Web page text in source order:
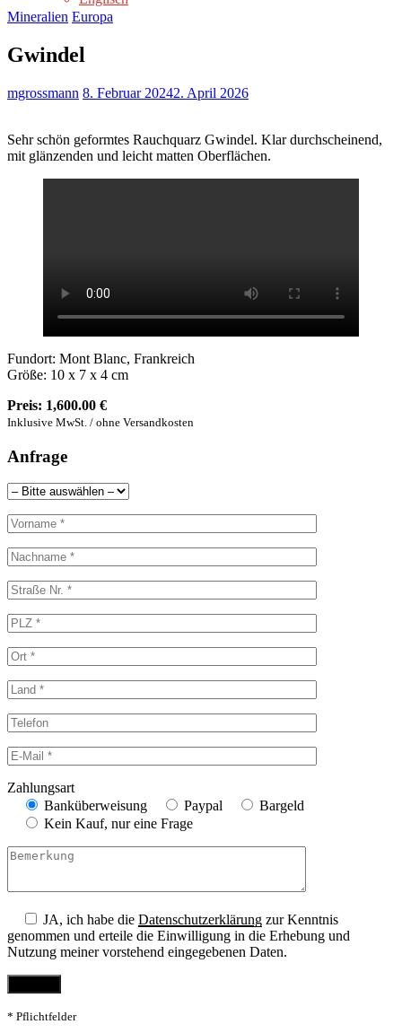
Mineralien Europa
Gwindel
mgrossmann 8. Februar 20242. April 2026
Sehr schön geformtes Rauchquarz Gwindel. Klar durchscheinend,
mit glänzenden und leicht matten Oberflächen.
Fundort: Mont Blanc, Frankreich
Größe: 10 x 7 x 4 cm
Preis: 1,600.00 €
Inklusive MwSt. / ohne Versandkosten
Anfrage
Zahlungsart
Banküberweisung
Paypal
Bargeld
Kein Kauf, nur eine Frage
JA, ich habe die Datenschutzerklärung zur Kenntnis
genommen und erteile die Einwilligung in die Erhebung und
Nutzung meiner vorstehend eingegebenen Daten.
* Pflichtfelder